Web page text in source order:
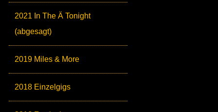
2021 In The Ä Tonight
(abgesagt)
2019 Miles & More
2018 Einzelgigs